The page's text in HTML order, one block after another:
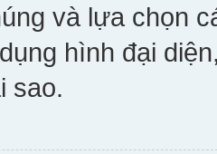
và lựa chọn
hình đại
sao.